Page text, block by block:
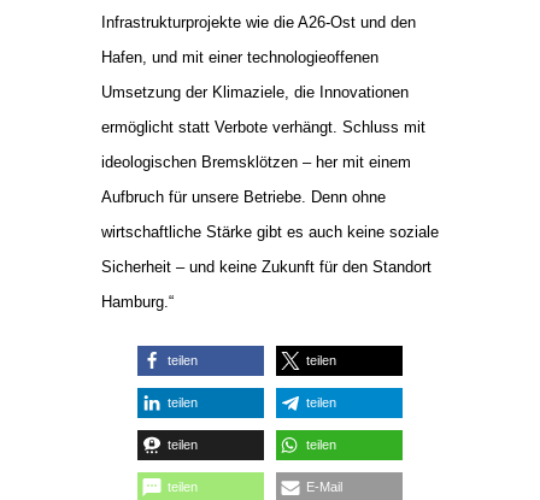
Infrastrukturprojekte wie die A26-Ost und den
Hafen, und mit einer technologieoffenen
Umsetzung der Klimaziele, die Innovationen
ermöglicht statt Verbote verhängt. Schluss mit
ideologischen Bremsklötzen – her mit einem
Aufbruch für unsere Betriebe. Denn ohne
wirtschaftliche Stärke gibt es auch keine soziale
Sicherheit – und keine Zukunft für den Standort
Hamburg.“
teilen teilen
teilen teilen
teilen teilen
teilen E-Mail